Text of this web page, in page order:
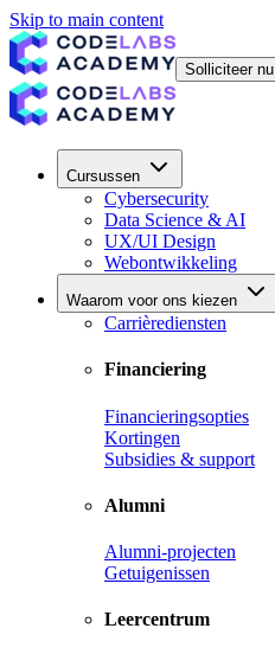
Skip to main content
Solliciteer nu
Cursussen
Cybersecurity
Data Science & AI
UX/UI Design
Webontwikkeling
Waarom voor ons kiezen
Carrièrediensten
Financiering
Financieringsopties
Kortingen
Subsidies & support
Alumni
Alumni-projecten
Getuigenissen
Leercentrum